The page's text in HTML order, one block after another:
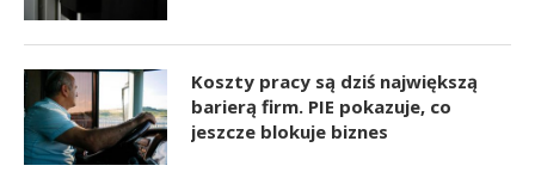
Koszty pracy są dziś największą
barierą firm. PIE pokazuje, co
jeszcze blokuje biznes